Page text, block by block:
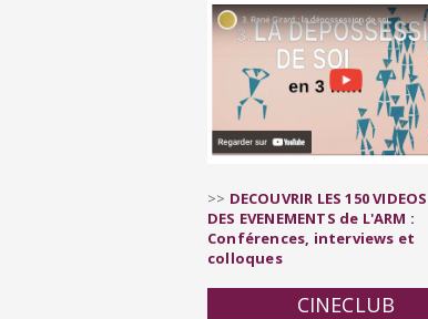
>> DECOUVRIR LES 150 VIDEOS
DES EVENEMENTS de L'ARM :
Conférences, interviews et
colloques
CINECLUB